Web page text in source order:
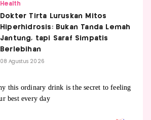
Health
Dokter Tirta Luruskan Mitos
Hiperhidrosis: Bukan Tanda Lemah
Jantung, tapi Saraf Simpatis
Berlebihan
08 Agustus 2026